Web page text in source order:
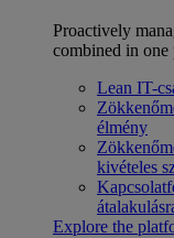
Proactively
combined in one
Lean IT-
élmény
kivételes
Explore the